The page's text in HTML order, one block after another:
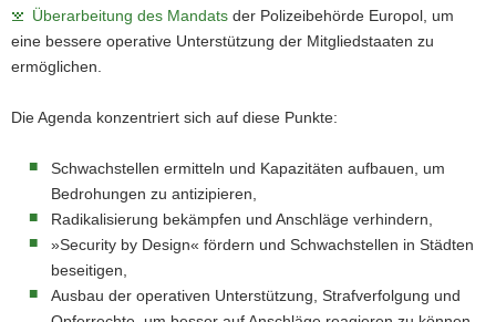
Überarbeitung des Mandats der Polizeibehörde Europol, um
eine bessere operative Unterstützung der Mitgliedstaaten zu
ermöglichen.
Die Agenda konzentriert sich auf diese Punkte:
Schwachstellen ermitteln und Kapazitäten aufbauen, um
Bedrohungen zu antizipieren,
Radikalisierung bekämpfen und Anschläge verhindern,
»Security by Design« fördern und Schwachstellen in Städten
beseitigen,
Ausbau der operativen Unterstützung, Strafverfolgung und